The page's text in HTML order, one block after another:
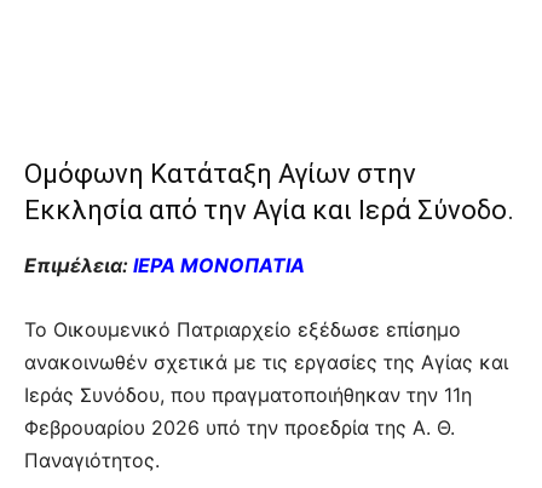
Ομόφωνη Κατάταξη Αγίων στην
Εκκλησία από την Αγία και Ιερά Σύνοδο.
Επιμέλεια: ΙΕΡΑ ΜΟΝΟΠΑΤΙΑ
Το Οικουμενικό Πατριαρχείο εξέδωσε επίσημο
ανακοινωθέν σχετικά με τις εργασίες της Αγίας και
Ιεράς Συνόδου, που πραγματοποιήθηκαν την 11η
Φεβρουαρίου 2026 υπό την προεδρία της Α. Θ.
Παναγιότητος.